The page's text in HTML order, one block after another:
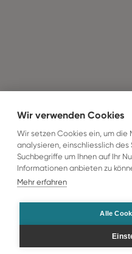
Wir verwenden Cookies
Wir setzen Cookies ein, um die
analysieren, einschliesslich des
Suchbegriffe um Ihnen auf Ihr
Informationen anbieten zu
Mehr erfahren
Alle